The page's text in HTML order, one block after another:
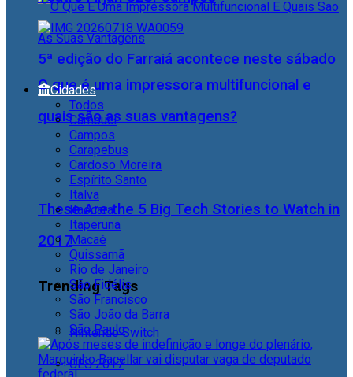
O que é uma impressora multifuncional e
quais são as suas vantagens?
These Are the 5 Big Tech Stories to Watch in
2017
Trending Tags
Nintendo Switch
CES 2017
5ª edição do Farraiá acontece neste sábado
Cidades
Todos
Cambuci
Campos
Carapebus
Cardoso Moreira
Espírito Santo
Italva
Itaocara
Itaperuna
Macaé
Quissamã
Rio de Janeiro
São Fidélis
São Francisco
São João da Barra
São Paulo